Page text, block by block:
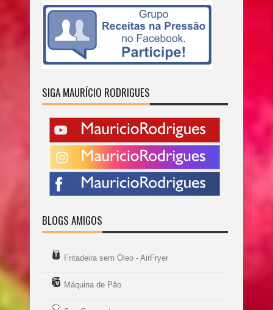
SIGA MAURÍCIO RODRIGUES
BLOGS AMIGOS
Fritadeira sem Óleo - AirFryer
Máquina de Pão